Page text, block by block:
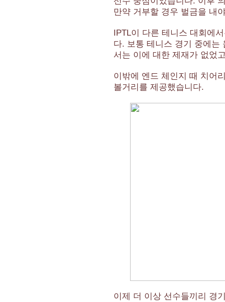
만약 거부할 경우 벌금을 내
IPTL이 다른 테니스 대회에
다. 보통 테니스 경기 중에는
서는 이에 대한 제재가 없었
이밖에 엔드 체인지 때 치어
볼거리를 제공했습니다.
이제 더 이상 선수들끼리 경